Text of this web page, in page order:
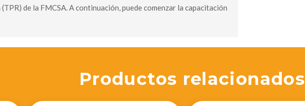
de la FMCSA. A continuación, puede comenzar la capacitación
Productos relacionados